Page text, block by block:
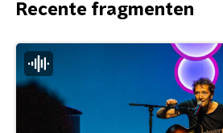
Recente fragmenten